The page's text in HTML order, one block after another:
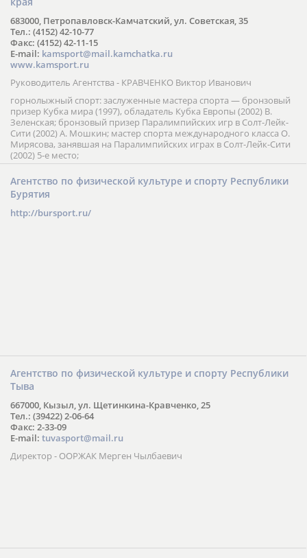
683000, Петропавловск-Камчатский, ул. Советская, 35
Тел.: (4152) 42-10-77
Факс: (4152) 42-11-15
E-mail: kamsport@mail.kamchatka.ru
www.kamsport.ru
Руководитель Агентства - КРАВЧЕНКО Виктор Иванович
горнолыжный спорт: заслуженные мастера спорта — бронзовый
призер Кубка мира (1997), обладатель Кубка Европы (2002) В.
Зеленская; бронзовый призер Паралимпийских игр в Солт-Лейк-
Сити (2002) А. Мошкин; мастер спорта международного класса О.
Мирясова, занявшая на Паралимпийских играх в Солт-Лейк-Сити
(2002) 5-е место;
Агентство по физической культуре и спорту Республики
Бурятия
http://bursport.ru/
Агентство по физической культуре и спорту Республики
Тыва
667000, Кызыл, ул. Щетинкина-Кравченко, 25
Тел.: (39422) 2-06-64
Факс: 2-33-09
E-mail: tuvasport@mail.ru
Директор - ООРЖАК Мерген Чылбаевич